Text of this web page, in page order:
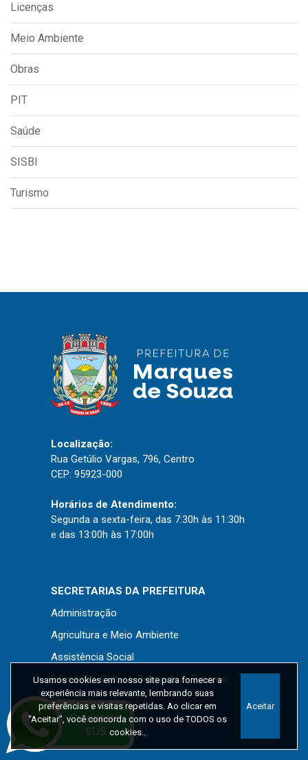
Licenças
Meio Ambiente
Obras
PIT
Saúde
SISBI
Turismo
Usamos cookies em nosso site para fornecer a
experiência mais relevante, lembrando suas
preferências e visitas repetidas. Ao clicar em
“Aceitar”, você concorda com o uso de TODOS os
cookies..
Aceitar
Localização:
Rua Getúlio Vargas, 796, Centro
CEP: 95923-000
Horários de Atendimento:
Segunda a sexta-feira, das 7:30h às 11:30h
e das 13:00h às 17:00h
SECRETARIAS DA PREFEITURA
Administração
Agricultura e Meio Ambiente
Assistência Social
Educação, Cultura, Desporto e Turismo
Obras
Saúde